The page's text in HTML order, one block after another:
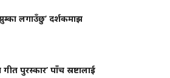
लगाउँछु’ दर्शकमाझ
पुरस्कार’ पाँच स्रष्टालाई